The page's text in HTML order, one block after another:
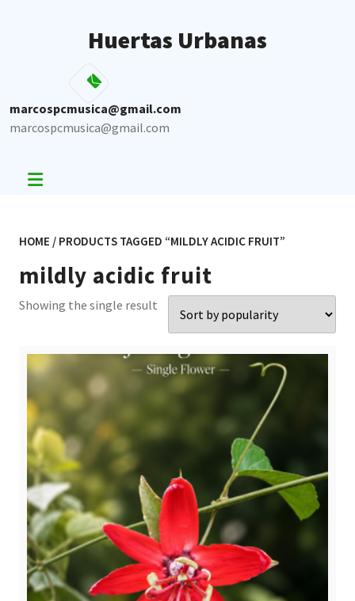
Huertas Urbanas
marcospcmusica@gmail.com
marcospcmusica@gmail.com
HOME / PRODUCTS TAGGED “MILDLY ACIDIC FRUIT”
mildly acidic fruit
Showing the single result